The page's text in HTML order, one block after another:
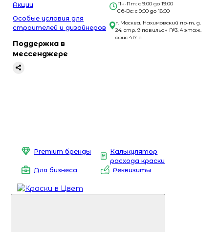
Акции
Особые условия для
строителей и дизайнеров
Поддержка в
мессенджере
Пн-Пт: с 9:00 до 19:00
Сб-Вс: с 9:00 до 18:00
г. Москва, Нахимовский пр-т, д.
24, стр. 9 павильон №3, 4 этаж.
офис 417 в
Premium бренды
Калькулятор
расхода краски
Для бизнеса
Реквизиты